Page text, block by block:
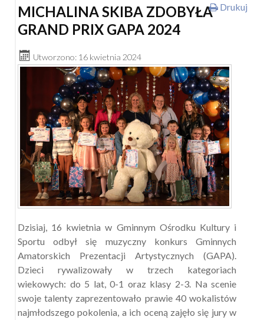
MICHALINA SKIBA ZDOBYŁA
GRAND PRIX GAPA 2024
Utworzono: 16 kwietnia 2024
Drukuj
Dzisiaj, 16 kwietnia w Gminnym Ośrodku Kultury i
Sportu odbył się muzyczny konkurs Gminnych
Amatorskich Prezentacji Artystycznych (GAPA).
Dzieci rywalizowały w trzech kategoriach
wiekowych: do 5 lat, 0-1 oraz klasy 2-3. Na scenie
swoje talenty zaprezentowało prawie 40 wokalistów
najmłodszego pokolenia, a ich oceną zajęło się jury w